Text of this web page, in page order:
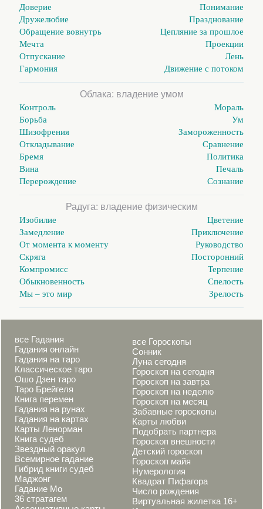
Доверие
Понимание
Дружелюбие
Празднование
Обращение вовнутрь
Цепляние за прошлое
Мечта
Проекции
Отпускание
Лень
Гармония
Движение с потоком
Облака: владение умом
Контроль
Мораль
Борьба
Ум
Шизофрения
Замороженность
Откладывание
Сравнение
Бремя
Политика
Вина
Печаль
Перерождение
Сознание
Радуга: владение физическим
Изобилие
Цветение
Замедление
Приключение
От момента к моменту
Руководство
Скряга
Посторонний
Компромисс
Терпение
Обыкновенность
Спелость
Мы – это мир
Зрелость
все Гадания
Гадания онлайн
Гадания на таро
Классическое таро
Ошо Дзен таро
Таро Брейгеля
Книга перемен
Гадания на рунах
Гадания на картах
Карты Ленорман
Книга судеб
Звездный оракул
Всемирное гадание
Гибрид книги судеб
Маджонг
Гадание Мо
36 стратагем
все Гороскопы
Сонник
Луна сегодня
Гороскоп на сегодня
Гороскоп на завтра
Гороскоп на неделю
Гороскоп на месяц
Забавные гороскопы
Карты любви
Подобрать партнера
Гороскоп внешности
Детский гороскоп
Гороскоп майя
Нумерология
Квадрат Пифагора
Число рождения
Виртуальная жилетка 16+